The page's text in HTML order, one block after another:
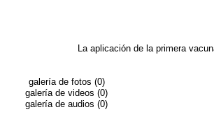
La aplicación de la primera
galería de fotos (0)
galería de videos (0)
galería de audios (0)